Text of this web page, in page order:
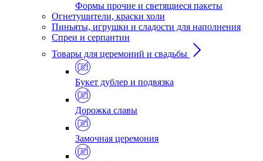
Формы прочие и светящиеся пакеты
Огнетушители, краски холи
Пиньяты, игрушки и сладости для наполнения
Спреи и серпантин
Товары для церемоний и свадьбы
Букет дублер и подвязка
Дорожка славы
Замочная церемония